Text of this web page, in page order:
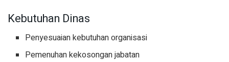
Kebutuhan Dinas
Penyesuaian kebutuhan organisasi
Pemenuhan kekosongan jabatan